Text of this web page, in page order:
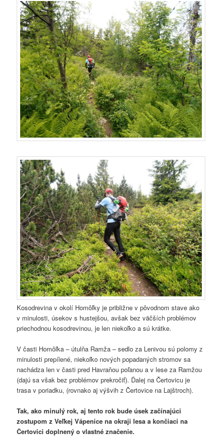
Kosodrevina v okolí Homôľky je približne v pôvodnom stave ako
v minulosti, úsekov s hustejšou, avšak bez väčších problémov
priechodnou kosodrevinou, je len niekoľko a sú krátke.
V časti Homôľka – útulňa Ramža – sedlo za Lenivou sú polomy z
minulosti prepílené, niekoľko nových popadaných stromov sa
nachádza len v časti pred Havraňou poľanou a v lese za Ramžou
(dajú sa však bez problémov prekročiť). Ďalej na Čertovicu je
trasa v poriadku, (rovnako aj výšvih z Čertovice na Lajštroch).
Tak, ako minulý rok, aj tento rok bude úsek začínajúci
zostupom z Veľkej Vápenice na okraji lesa a končiaci na
Čertovici doplnený o vlastné značenie.